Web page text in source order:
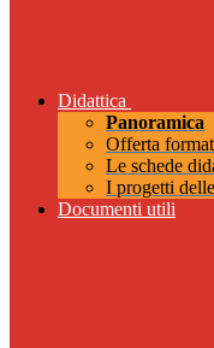
Didattica
Panoramica
Offerta
Le schede
I progetti
Documenti utili